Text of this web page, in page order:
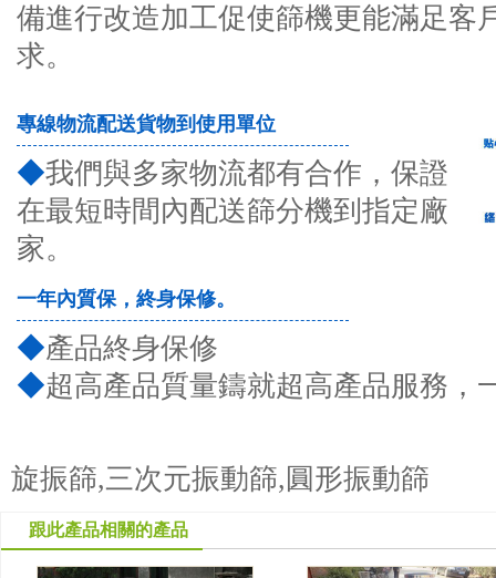
備進行改造加工促使篩機更能滿足客
求。
專線物流配送貨物到使用單位
◆我們與多家物流都有合作，保證
在最短時間內配送篩分機到指定廠
家。
一年內質保，終身保修。
◆產品終身保修
◆超高產品質量鑄就超高產品服務，
旋振篩,三次元振動篩,圓形振動篩
跟此產品相關的產品